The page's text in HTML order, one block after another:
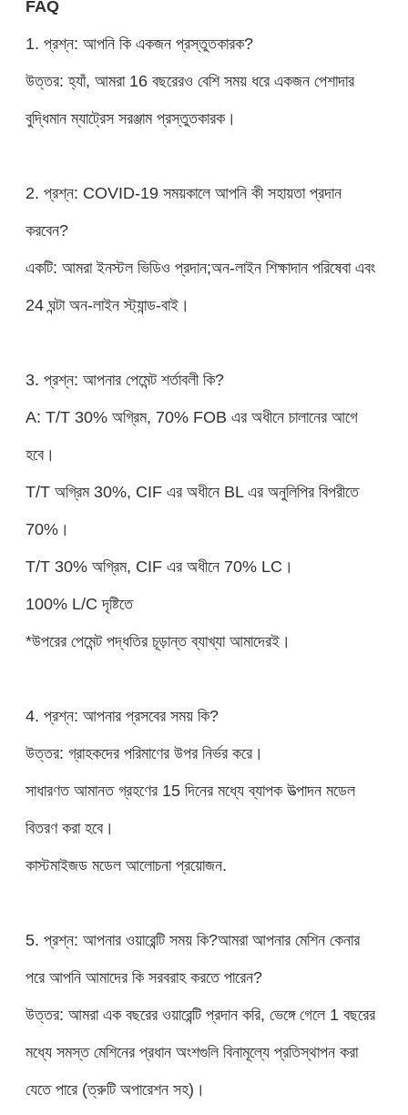
FAQ
1. প্রশ্ন: আপনি কি একজন প্রস্তুতকারক?
উত্তর: হ্যাঁ, আমরা 16 বছরেরও বেশি সময় ধরে একজন পেশাদার
বুদ্ধিমান ম্যাট্রেস সরঞ্জাম প্রস্তুতকারক।
2. প্রশ্ন: COVID-19 সময়কালে আপনি কী সহায়তা প্রদান
করবেন?
একটি: আমরা ইনস্টল ভিডিও প্রদান;অন-লাইন শিক্ষাদান পরিষেবা এবং
24 ঘন্টা অন-লাইন স্ট্যান্ড-বাই।
3. প্রশ্ন: আপনার পেমেন্ট শর্তাবলী কি?
A: T/T 30% অগ্রিম, 70% FOB এর অধীনে চালানের আগে
হবে।
T/T অগ্রিম 30%, CIF এর অধীনে BL এর অনুলিপির বিপরীতে
70%।
T/T 30% অগ্রিম, CIF এর অধীনে 70% LC।
100% L/C দৃষ্টিতে
*উপরের পেমেন্ট পদ্ধতির চূড়ান্ত ব্যাখ্যা আমাদেরই।
4. প্রশ্ন: আপনার প্রসবের সময় কি?
উত্তর: গ্রাহকদের পরিমাণের উপর নির্ভর করে।
সাধারণত আমানত গ্রহণের 15 দিনের মধ্যে ব্যাপক উত্পাদন মডেল
বিতরণ করা হবে।
কাস্টমাইজড মডেল আলোচনা প্রয়োজন.
5. প্রশ্ন: আপনার ওয়ারেন্টি সময় কি?আমরা আপনার মেশিন কেনার
পরে আপনি আমাদের কি সরবরাহ করতে পারেন?
উত্তর: আমরা এক বছরের ওয়ারেন্টি প্রদান করি, ভেঙ্গে গেলে 1 বছরের
মধ্যে সমস্ত মেশিনের প্রধান অংশগুলি বিনামূল্যে প্রতিস্থাপন করা
যেতে পারে (ত্রুটি অপারেশন সহ)।